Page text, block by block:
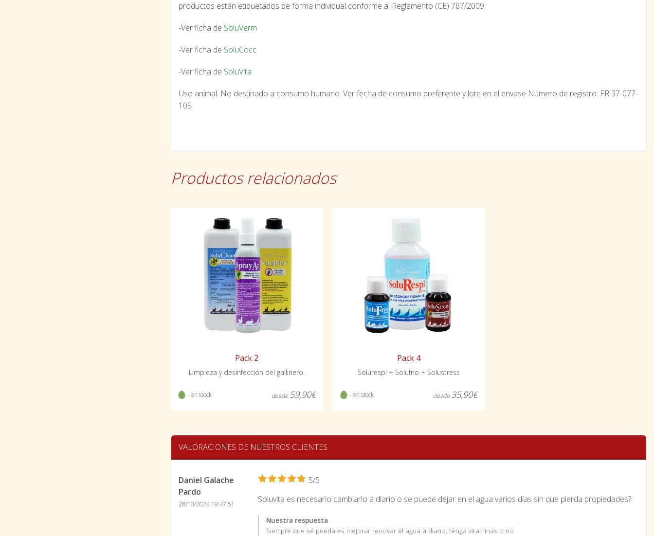
productos están etiquetados de forma individual conforme al Reglamento (CE) 767/2009:
-Ver ficha de SoluVerm
-Ver ficha de SoluCocc
-Ver ficha de SoluVita
Uso animal. No destinado a consumo humano. Ver fecha de consumo preferente y lote en el envase Número de registro: FR 37-077-
105
Productos relacionados
Pack 2
Limpieza y desinfección del gallinero.
- en stock desde 59,90€
Pack 4
Solurespi + Solufrio + Solustress
- en stock desde 35,90€
VALORACIONES DE NUESTROS CLIENTES
Daniel Galache
Pardo
28/10/2024 19:47:51
5/5
Soluvita es necesario cambiarlo a diario o se puede dejar en el agua varios días sin que pierda propiedades?.
Nuestra respuesta
Siempre que se pueda es mejorar renovar el agua a diario, tenga vitaminas o no